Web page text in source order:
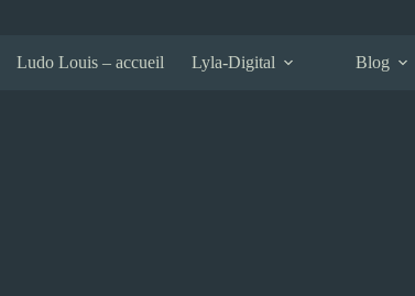
Ludo Louis – accueil Lyla-Digital Blog